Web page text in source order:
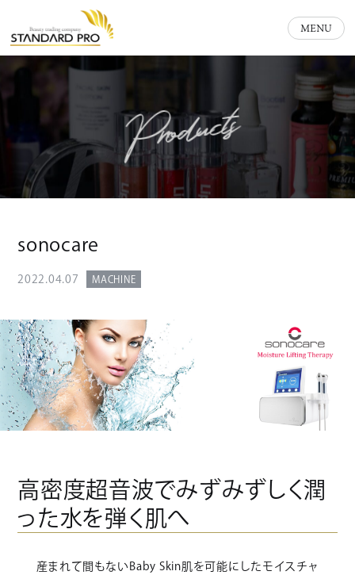
MENU
Products
sonocare
2022.04.07 MACHINE
高密度超音波でみずみずしく潤
った水を弾く肌へ
産まれて間もないBaby Skin肌を可能にしたモイスチャ